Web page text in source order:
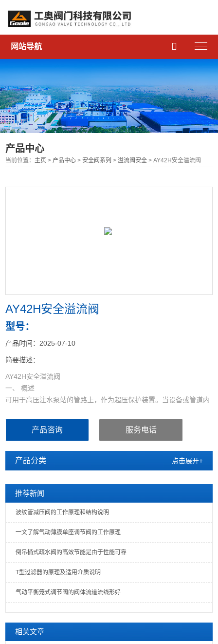
网站导航 
产品中心
当前位置： 主页 > 产品中心 >安全阀系列 >溢流阀安全 > AY42H安全溢流阀
AY42H安全溢流阀
型号：
产品时间：2025-07-10
简要描述：
AY42H安全溢流阀
一、 概述
可用于高压注水泵站的管路上，作为超压保护装置。当设备或管道内
产品咨询 服务电话
产品分类 点击展开+
推荐新闻
波纹管减压阀的工作原理和结构说明
一文了解气动薄膜单座调节阀的工作原理
倒吊桶式疏水阀的高效节能是由于性能可靠
T型过滤器的原理及适用介质说明
气动平衡笼式调节阀的阀体流道流线形好
相关文章